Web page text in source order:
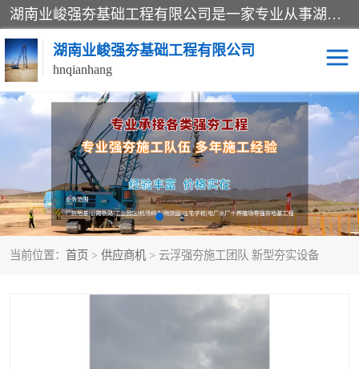
湖南业峻强夯基础工程有限公司是一家专业从事湖南强夯基础工程、强夯机租赁，地基处理的施工单位。业务覆盖：湖南、广东，江西等地。可承接1000KN.m-25000KN.m强夯（置换）工程。公司创始人是国内较早期从事强夯施工的建设者，经过多年的一步一个脚印的发展，在行业内具有较高的度和良好的口碑。
湖南业峻强夯基础工程有限公司
hnqianhang
当前位置： 首页 > 供应商机 > 云浮强夯施工团队 新型夯实设备
强夯施工案例 强夯机租赁
强夯施工工程 强夯施工队伍
强夯队伍